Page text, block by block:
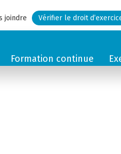
joindre Vérifier le droit
Formation continue